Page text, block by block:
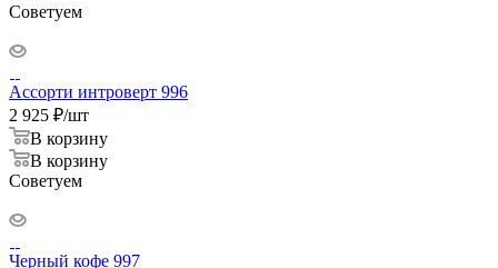
Советуем
Ассорти интроверт 996
2 925 ₽/шт
В корзину
В корзину
Советуем
Черный кофе 997